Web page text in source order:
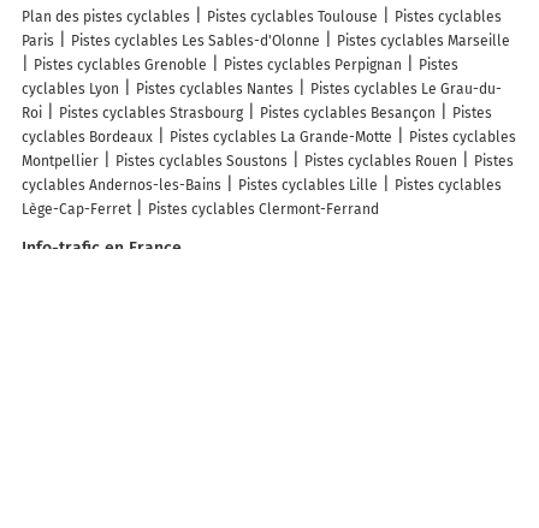
Plan des pistes cyclables Pistes cyclables Toulouse
Pistes cyclables
Paris
Pistes cyclables Les Sables-d'Olonne
Pistes cyclables Marseille
Pistes cyclables Grenoble
Pistes cyclables Perpignan
Pistes
cyclables Lyon
Pistes cyclables Nantes
Pistes cyclables Le Grau-du-
Roi
Pistes cyclables Strasbourg Pistes cyclables Besançon
Pistes
cyclables Bordeaux
Pistes cyclables La Grande-Motte
Pistes cyclables
Montpellier
Pistes cyclables Soustons Pistes cyclables Rouen
Pistes
cyclables Andernos-les-Bains
Pistes cyclables Lille
Pistes cyclables
Lège-Cap-Ferret
Pistes cyclables Clermont-Ferrand
Info-trafic en France